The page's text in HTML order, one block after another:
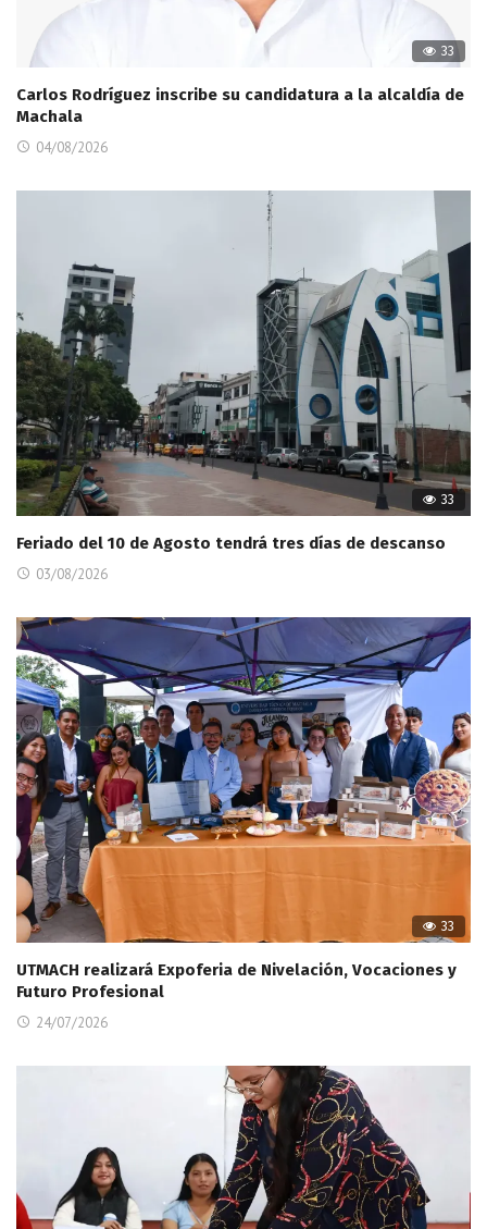
33
Carlos Rodríguez inscribe su candidatura a la alcaldía de
Machala
04/08/2026
33
Feriado del 10 de Agosto tendrá tres días de descanso
03/08/2026
33
UTMACH realizará Expoferia de Nivelación, Vocaciones y
Futuro Profesional
24/07/2026